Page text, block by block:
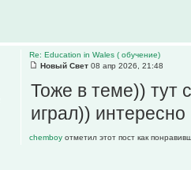
Re: Education in Wales ( обучение)
Новый Свет 08 апр 2026, 21:48
Тоже в теме)) тут
играл))
chemboy отметил этот пост как